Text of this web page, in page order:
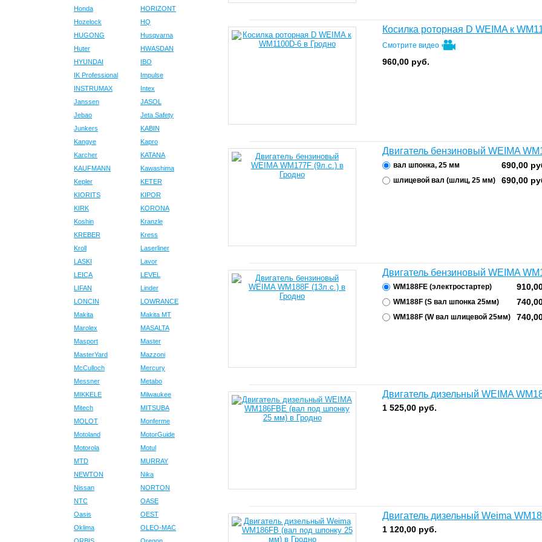
Honda
HORIZONT
Hozelock
HQ
HUGONG
Husqvarna
Huter
HWASDAN
HYUNDAI
IBO
IK Professional
Impulse
INSTRUMAX
Intex
Janssen
JASOL
Jebao
Jeta Safety
Junkers
KABIN
Kangye
Kapro
Karcher
KATANA
KAUFMANN
Kawashima
Kepler
KETER
KIORITS
KIPOR
KIRK
KORONA
Koshin
Kranzle
KREBER
Kress
Kroll
Laserliner
LASKI
Lavor
LEICA
LEVEL
LIFAN
Linder
LONCIN
LOWRANCE
Makita
Makita MT
Marolex
MASALTA
Masport
Master
MasterYard
Mazzoni
McCulloch
Mercury
Messner
Metabo
MIKKELE
Milwaukee
Mitech
MITSUBA
MOLOT
Monferme
Motoland
MotorGuide
Motorola
Motul
MTD
MURRAY
NEWTON
Nika
Nissan
NORTON
NTC
OASE
Oasis
OEST
Oklima
OLEO-MAC
Косилка роторная D WEIMA к
Смотрите видео
960,00 руб.
Двигатель бензиновый WEIMA
вал шпонка, 25 мм 690,00
шлицевой вал (шлиц, 25 мм) 690,00
Двигатель бензиновый WEIMA
WM188FE (электростартер)
WM188F (S вал шпонка 25мм)
WM188F (W вал шлицевой 25мм)
Двигатель дизельный WEIMA
1 525,00 руб.
Двигатель дизельный Weima
1 120,00 руб.